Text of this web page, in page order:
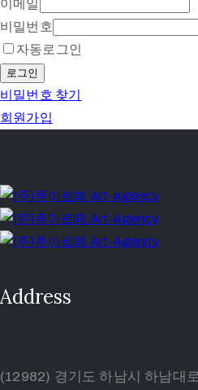
이메일
비밀번호
자동로그인
로그인
비밀번호 찾기
회원가입
Address
(12982) 경기도 하남시 하남대